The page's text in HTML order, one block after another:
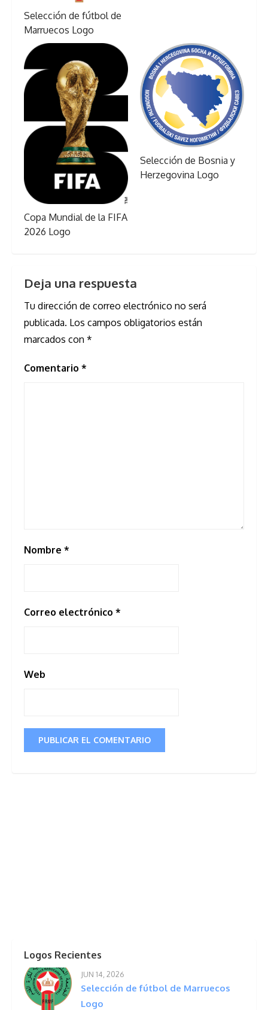
Selección de fútbol de
Marruecos Logo
Copa Mundial de la FIFA
2026 Logo
Selección de Bosnia y
Herzegovina Logo
Deja una respuesta
Tu dirección de correo electrónico no será
publicada. Los campos obligatorios están
marcados con *
Comentario *
Nombre *
Correo electrónico *
Web
Logos Recientes
JUN 14, 2026
Selección de fútbol de Marruecos
Logo